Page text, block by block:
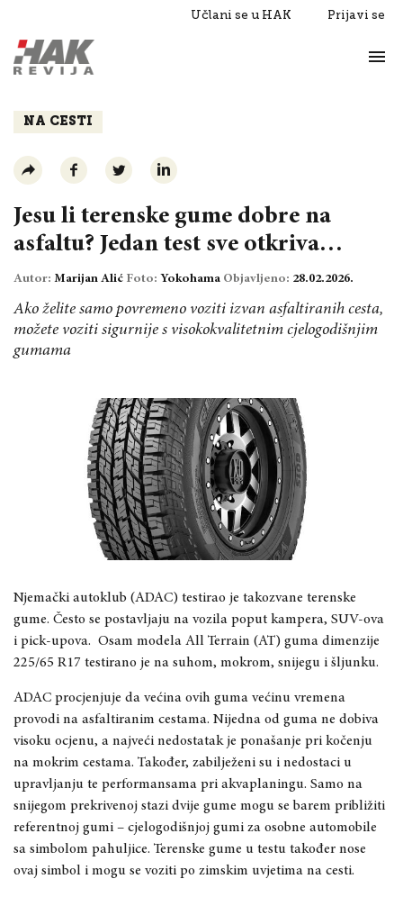
Učlani se u HAK Prijavi se
Razgovori
NA CESTI
Jesu li terenske gume dobre na
asfaltu? Jedan test sve otkriva…
Autor: Marijan Alić Foto: Yokohama Objavljeno: 28.02.2026.
Ako želite samo povremeno voziti izvan asfaltiranih cesta,
možete voziti sigurnije s visokokvalitetnim cjelogodišnjim
gumama
Njemački autoklub (ADAC) testirao je takozvane terenske
gume. Često se postavljaju na vozila poput kampera, SUV-ova
i pick-upova. Osam modela All Terrain (AT) guma dimenzije
225/65 R17 testirano je na suhom, mokrom, snijegu i šljunku.
ADAC procjenjuje da većina ovih guma većinu vremena
provodi na asfaltiranim cestama. Nijedna od guma ne dobiva
visoku ocjenu, a najveći nedostatak je ponašanje pri kočenju
na mokrim cestama. Također, zabilježeni su i nedostaci u
upravljanju te performansama pri akvaplaningu. Samo na
snijegom prekrivenoj stazi dvije gume mogu se barem približiti
referentnoj gumi – cjelogodišnjoj gumi za osobne automobile
sa simbolom pahuljice. Terenske gume u testu također nose
ovaj simbol i mogu se voziti po zimskim uvjetima na cesti.